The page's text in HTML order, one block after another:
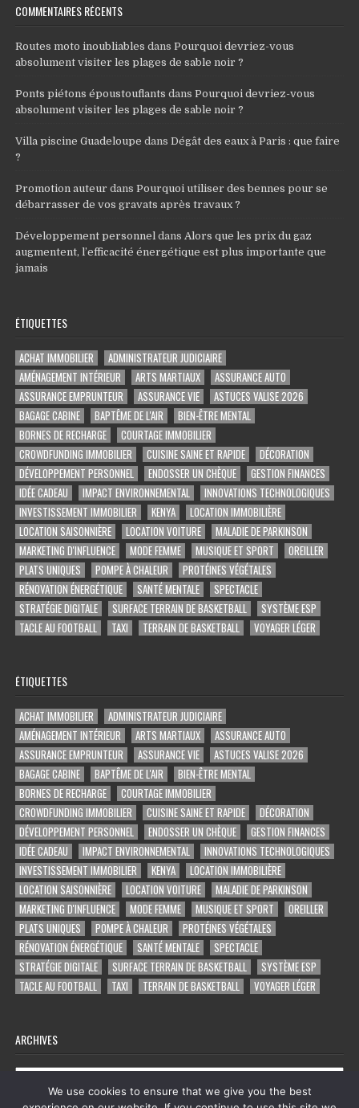
COMMENTAIRES RÉCENTS
Routes moto inoubliables dansPourquoi devriez-vous
absolument visiter les plages de sable noir ?
Ponts piétons époustouflants dansPourquoi devriez-vous
absolument visiter les plages de sable noir ?
Villa piscine Guadeloupe dansDégât des eaux à Paris : que faire
?
Promotion auteur dansPourquoi utiliser des bennes pour se
débarrasser de vos gravats après travaux ?
Développement personnel dans Alors que les prix du gaz
augmentent, l’efficacité énergétique est plus importante que
jamais
ÉTIQUETTES
ACHAT IMMOBILIER
ADMINISTRATEUR JUDICIAIRE
AMÉNAGEMENT INTÉRIEUR
ARTS MARTIAUX
ASSURANCE AUTO
ASSURANCE EMPRUNTEUR
ASSURANCE VIE
ASTUCES VALISE 2026
BAGAGE CABINE
BAPTÊME DE L'AIR
BIEN-ÊTRE MENTAL
BORNES DE RECHARGE
COURTAGE IMMOBILIER
CROWDFUNDING IMMOBILIER
CUISINE SAINE ET RAPIDE
DÉCORATION
DÉVELOPPEMENT PERSONNEL
ENDOSSER UN CHÈQUE
GESTION FINANCES
IDÉE CADEAU
IMPACT ENVIRONNEMENTAL
INNOVATIONS TECHNOLOGIQUES
INVESTISSEMENT IMMOBILIER
KENYA
LOCATION IMMOBILIÈRE
LOCATION SAISONNIÈRE
LOCATION VOITURE
MALADIE DE PARKINSON
MARKETING D'INFLUENCE
MODE FEMME MUSIQUE ET SPORT
OREILLER
PLATS UNIQUES
POMPE À CHALEUR
PROTÉINES VÉGÉTALES
RÉNOVATION ÉNERGÉTIQUE
SANTÉ MENTALE
SPECTACLE
STRATÉGIE DIGITALE
SURFACE TERRAIN DE BASKETBALL
SYSTÈME ESP
TACLE AU FOOTBALL
TAXI TERRAIN DE BASKETBALL VOYAGER LÉGER
ÉTIQUETTES
ACHAT IMMOBILIER
ADMINISTRATEUR JUDICIAIRE
AMÉNAGEMENT INTÉRIEUR
ARTS MARTIAUX
ASSURANCE AUTO
ASSURANCE EMPRUNTEUR
ASSURANCE VIE
ASTUCES VALISE 2026
BAGAGE CABINE
BAPTÊME DE L'AIR
BIEN-ÊTRE MENTAL
BORNES DE RECHARGE
COURTAGE IMMOBILIER
CROWDFUNDING IMMOBILIER
CUISINE SAINE ET RAPIDE
DÉCORATION
DÉVELOPPEMENT PERSONNEL
ENDOSSER UN CHÈQUE
GESTION FINANCES
IDÉE CADEAU
IMPACT ENVIRONNEMENTAL
INNOVATIONS TECHNOLOGIQUES
INVESTISSEMENT IMMOBILIER
KENYA
LOCATION IMMOBILIÈRE
LOCATION SAISONNIÈRE
LOCATION VOITURE
MALADIE DE PARKINSON
MARKETING D'INFLUENCE
MODE FEMME MUSIQUE ET SPORT
OREILLER
PLATS UNIQUES
POMPE À CHALEUR
PROTÉINES VÉGÉTALES
RÉNOVATION ÉNERGÉTIQUE
SANTÉ MENTALE
SPECTACLE
STRATÉGIE DIGITALE
SURFACE TERRAIN DE BASKETBALL
SYSTÈME ESP
TACLE AU FOOTBALL
TAXI TERRAIN DE BASKETBALL VOYAGER LÉGER
ARCHIVES
Archives
We use cookies to ensure that we give you the best